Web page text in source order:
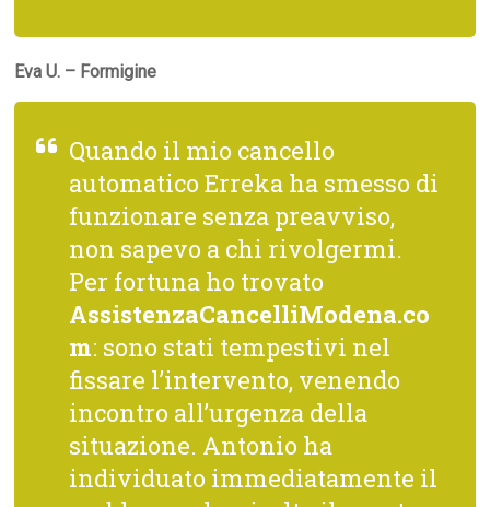
Eva U. – Formigine
Quando il mio cancello
automatico Erreka ha smesso di
funzionare senza preavviso,
non sapevo a chi rivolgermi.
Per fortuna ho trovato
AssistenzaCancelliModena.co
m: sono stati tempestivi nel
fissare l’intervento, venendo
incontro all’urgenza della
situazione. Antonio ha
individuato immediatamente il